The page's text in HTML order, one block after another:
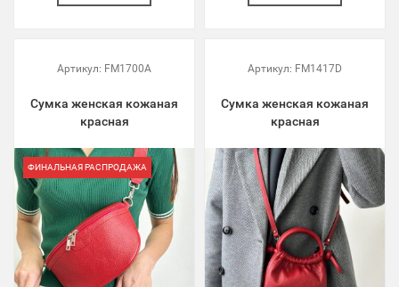
Артикул: FM1700A
Сумка женская кожаная
красная
ФИНАЛЬНАЯ РАСПРОДАЖА
Артикул: FM1417D
Сумка женская кожаная
красная